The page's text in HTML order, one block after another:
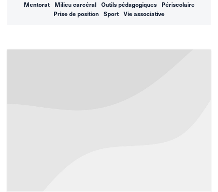
Mentorat
Milieu carcéral Outils pédagogiques
Périscolaire
Prise de position
Sport Vie associative